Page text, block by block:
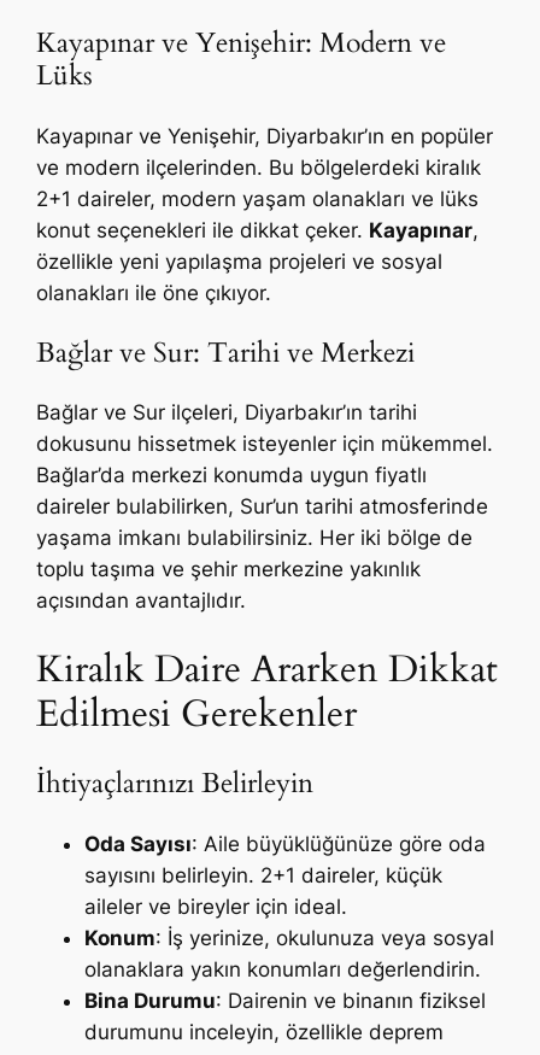
Kayapınar ve Yenişehir: Modern ve
Lüks
Kayapınar ve Yenişehir, Diyarbakır’ın en popüler
ve modern ilçelerinden. Bu bölgelerdeki kiralık
2+1 daireler, modern yaşam olanakları ve lüks
konut seçenekleri ile dikkat çeker. Kayapınar,
özellikle yeni yapılaşma projeleri ve sosyal
olanakları ile öne çıkıyor.
Bağlar ve Sur: Tarihi ve Merkezi
Bağlar ve Sur ilçeleri, Diyarbakır’ın tarihi
dokusunu hissetmek isteyenler için mükemmel.
Bağlar’da merkezi konumda uygun fiyatlı
daireler bulabilirken, Sur’un tarihi atmosferinde
yaşama imkanı bulabilirsiniz. Her iki bölge de
toplu taşıma ve şehir merkezine yakınlık
açısından avantajlıdır.
Kiralık Daire Ararken Dikkat
Edilmesi Gerekenler
İhtiyaçlarınızı Belirleyin
Oda Sayısı: Aile büyüklüğünüze göre oda
sayısını belirleyin. 2+1 daireler, küçük
aileler ve bireyler için ideal.
Konum: İş yerinize, okulunuza veya sosyal
olanaklara yakın konumları değerlendirin.
Bina Durumu: Dairenin ve binanın fiziksel
durumunu inceleyin, özellikle deprem